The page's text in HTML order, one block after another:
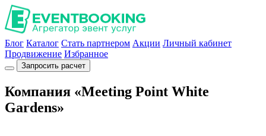
Блог Каталог Стать партнером Акции Личный кабинет
Продвижение Избранное
Запросить расчет
Компания «Meeting Point White
Gardens»